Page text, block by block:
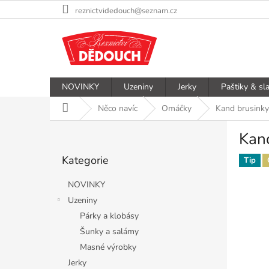
na
reznictvidedouch@seznam.cz
NOVINKY Uzeniny Jerky Paštiky &
Domů Něco navíc Omáčky Kand
kategorie
Kategorie
NOVINKY
Uzeniny
Párky a klobásy
Šunky a salámy
Masné výrobky
Jerky
Tip